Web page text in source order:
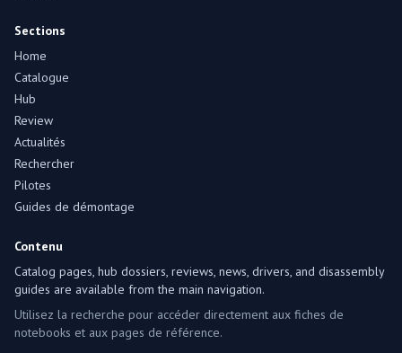
Sections
Home
Catalogue
Hub
Review
Actualités
Rechercher
Pilotes
Guides de démontage
Contenu
Catalog pages, hub dossiers, reviews, news, drivers, and disassembly
guides are available from the main navigation.
Utilisez la recherche pour accéder directement aux fiches de
notebooks et aux pages de référence.